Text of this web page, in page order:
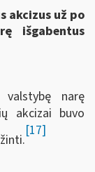
akcizus už po
išgabentus
narę
akcizai buvo
[17]